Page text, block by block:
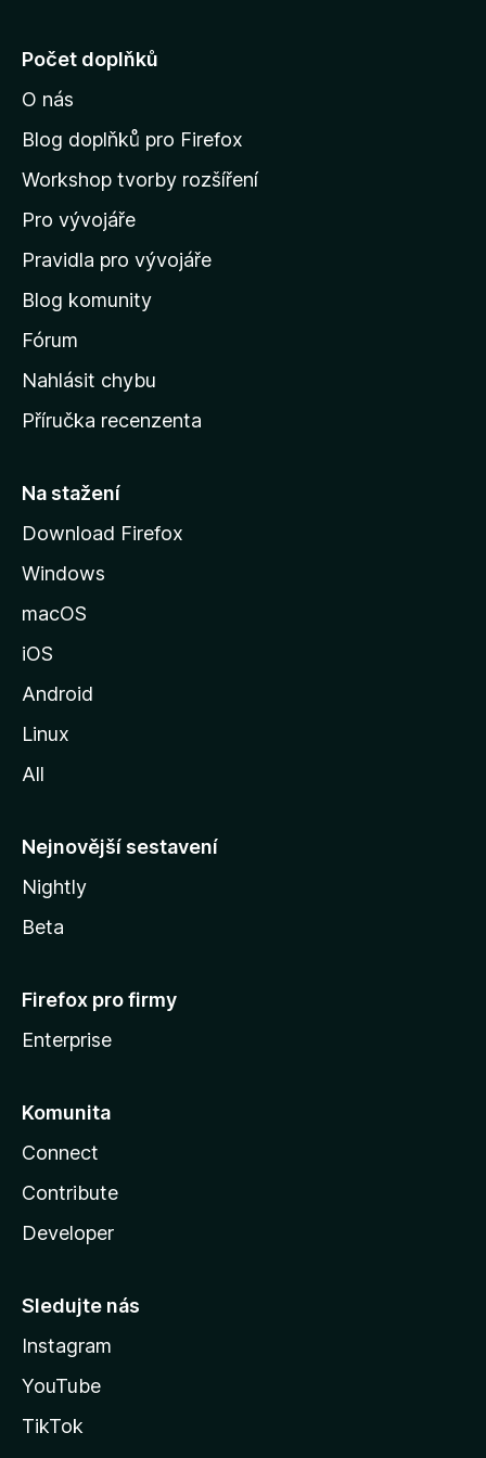
j
t
n
d
o
m
v
s
k
u
t
á
n
M
o
l
y
Počet doplňků
O nás
Blog doplňků pro Firefox
Workshop tvorby rozšíření
Pro vývojáře
Pravidla pro vývojáře
Blog komunity
Fórum
Nahlásit chybu
Příručka recenzenta
Na stažení
Download Firefox
Windows
macOS
iOS
Android
Linux
All
Nejnovější sestavení
Nightly
Beta
Firefox pro firmy
Enterprise
Komunita
Connect
Contribute
Developer
Sledujte nás
Instagram
YouTube
TikTok